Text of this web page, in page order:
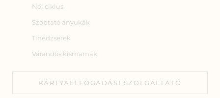
Női ciklus
Szoptató anyukák
Tinédzserek
Várandós kismamák
KÁRTYAELFOGADÁSI SZOLGÁLTATÓ